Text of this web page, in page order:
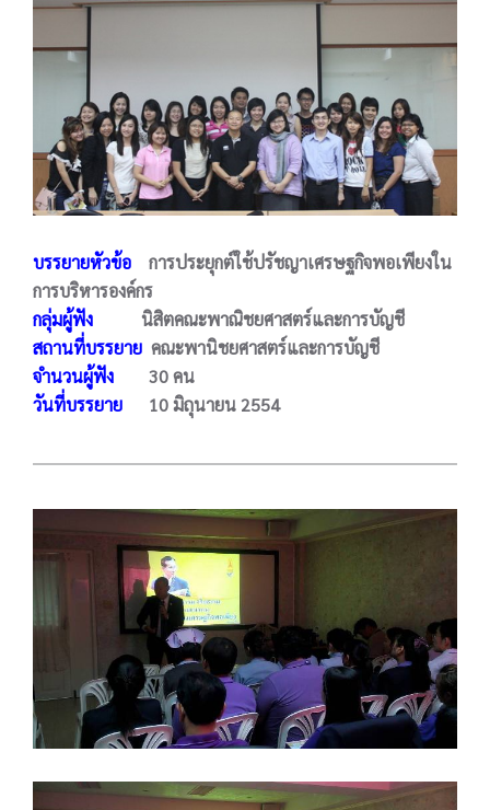
บรรยายหัวข้อ การประยุกต์ใช้ปรัชญาเศรษฐกิจพอเพียงใน
การบริหารองค์กร
กลุ่มผู้ฟัง นิสิตคณะพาณิชยศาสตร์และการบัญชี
สถานที่บรรยาย คณะพานิชยศาสตร์และการบัญชี
จำนวนผู้ฟัง
30 คน
วันที่บรรยาย 10 มิถุนายน 2554